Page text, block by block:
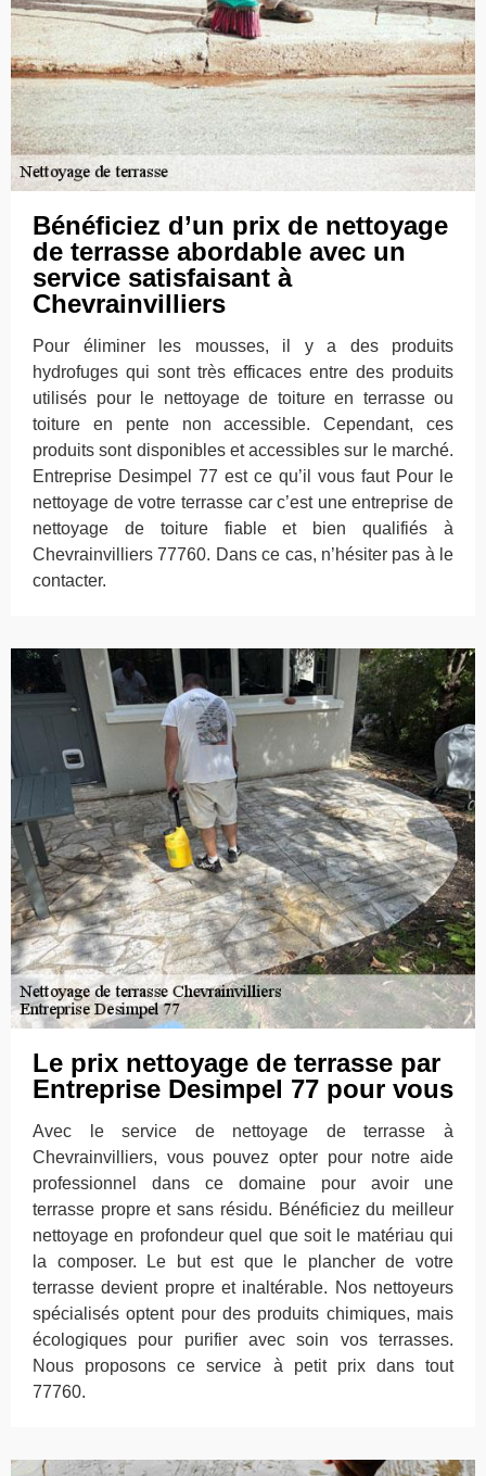
Bénéficiez d’un prix de nettoyage
de terrasse abordable avec un
service satisfaisant à
Chevrainvilliers
Pour éliminer les mousses, il y a des produits
hydrofuges qui sont très efficaces entre des produits
utilisés pour le nettoyage de toiture en terrasse ou
toiture en pente non accessible. Cependant, ces
produits sont disponibles et accessibles sur le marché.
Entreprise Desimpel 77 est ce qu’il vous faut Pour le
nettoyage de votre terrasse car c’est une entreprise de
nettoyage de toiture fiable et bien qualifiés à
Chevrainvilliers 77760. Dans ce cas, n’hésiter pas à le
contacter.
Le prix nettoyage de terrasse par
Entreprise Desimpel 77 pour vous
Avec le service de nettoyage de terrasse à
Chevrainvilliers, vous pouvez opter pour notre aide
professionnel dans ce domaine pour avoir une
terrasse propre et sans résidu. Bénéficiez du meilleur
nettoyage en profondeur quel que soit le matériau qui
la composer. Le but est que le plancher de votre
terrasse devient propre et inaltérable. Nos nettoyeurs
spécialisés optent pour des produits chimiques, mais
écologiques pour purifier avec soin vos terrasses.
Nous proposons ce service à petit prix dans tout
77760.